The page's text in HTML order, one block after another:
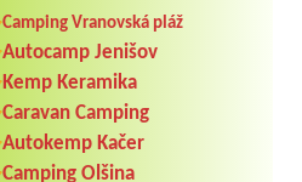
Camping Vranovská pláž
Autocamp Jenišov
Kemp Keramika
Caravan Camping
Autokemp Kačer
Camping Olšina